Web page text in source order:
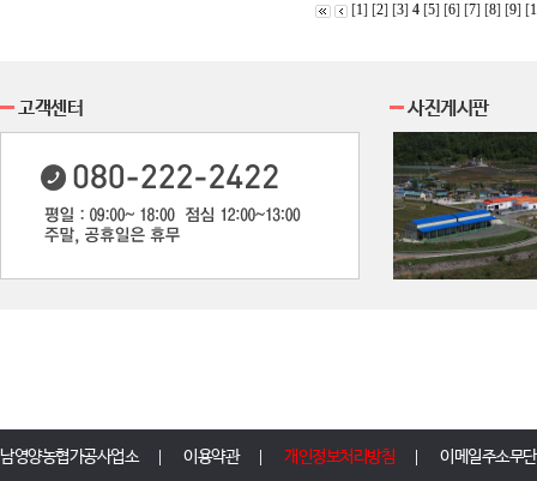
[1] [2] [3] 4 [5] [6] [7] [8] [9] [
고객센터 사진게시판
남영양농협가공사업소 이용약관 개인정보처리방침 이메일주소무